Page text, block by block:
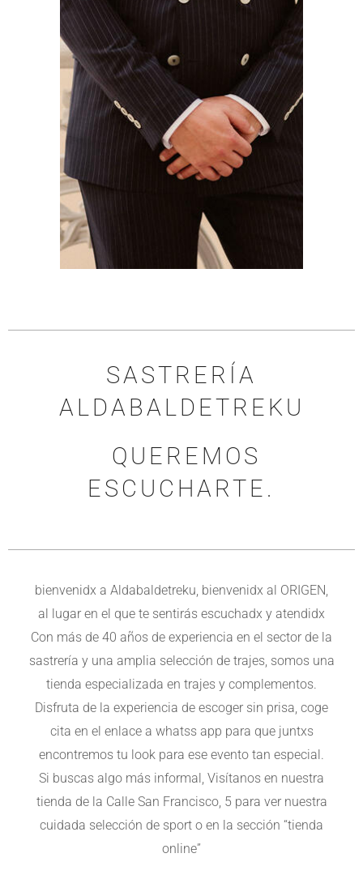
SASTRERÍA
ALDABALDETREKU
QUEREMOS
ESCUCHARTE.
bienvenidx a Aldabaldetreku, bienvenidx al ORIGEN,
al lugar en el que te sentirás escuchadx y atendidx
Con más de 40 años de experiencia en el sector de la
sastrería y una amplia selección de trajes, somos una
tienda especializada en trajes y complementos.
Disfruta de la experiencia de escoger sin prisa, coge
cita en el enlace a whatss app para que juntxs
encontremos tu look para ese evento tan especial.
Si buscas algo más informal, Visítanos en nuestra
tienda de la Calle San Francisco, 5 para ver nuestra
cuidada selección de sport o en la sección “tienda
online”